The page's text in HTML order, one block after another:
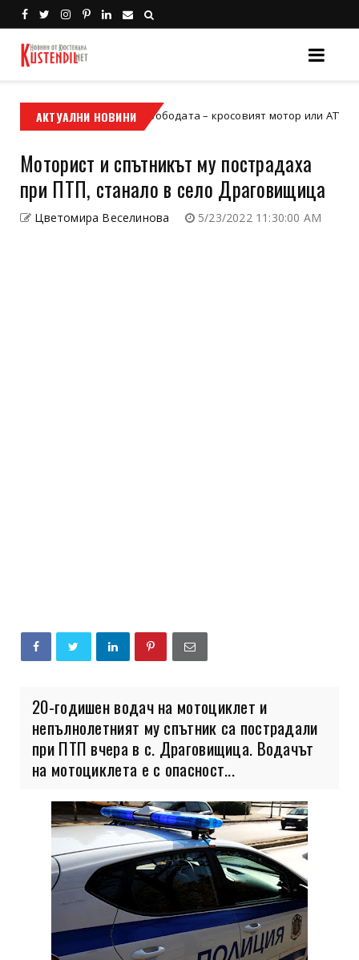
АКТУАЛНИ НОВИНИ
твоят билет към свободата – кросовият мотор или ATV?
Моторист и спътникът му пострадаха
при ПТП, станало в село Драговищица
Цветомира Веселинова 5/23/2022 11:30:00 AM
20-годишен водач на мотоциклет и
непълнолетният му спътник са пострадали
при ПТП вчера в с. Драговищица. Водачът
на мотоциклета е с опасност...